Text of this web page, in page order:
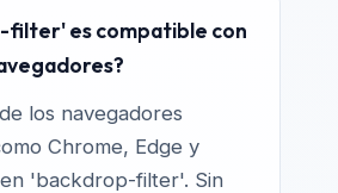
filter' es compatible con
los navegadores
Chrome, Edge y
'backdrop-filter'. Sin